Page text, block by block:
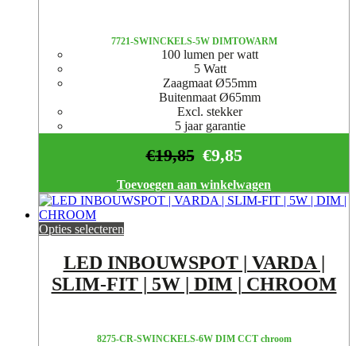
7721-SWINCKELS-5W DIMTOWARM
100 lumen per watt
5 Watt
Zaagmaat Ø55mm
Buitenmaat Ø65mm
Excl. stekker
5 jaar garantie
€9,85
€19,85
Toevoegen aan winkelwagen
Opties selecteren
LED INBOUWSPOT | VARDA |
SLIM-FIT | 5W | DIM | CHROOM
8275-CR-SWINCKELS-6W DIM CCT chroom